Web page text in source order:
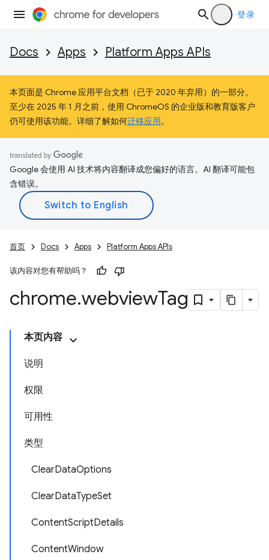
登录
Docs Apps Platform Apps APIs
本页面是 Chrome 应用平台文档（已于 2020 年弃用）的一部分。
至少在 2025 年 1 月之前，使用 ChromeOS 的企业版和教育版客户
仍可使用该功能。详细了解如何迁移应用。
Google 会使用 AI 技术将内容翻译成您偏好的语言。AI 翻译可能包
含错误。
首页 Docs Apps Platform Apps APIs
该内容对您有帮助吗？
chrome.webviewTag
本页内容
说明
权限
可用性
类型
ClearDataOptions
ClearDataTypeSet
ContentScriptDetails
ContentWindow